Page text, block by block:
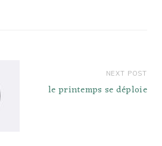
NEXT POST
le printemps se déploie